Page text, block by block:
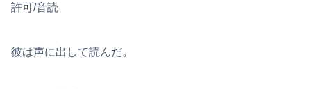
許可/音読
彼は声に出して読んだ。